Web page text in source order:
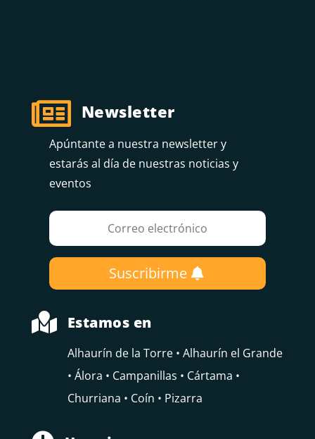
 Newsletter
Apúntante a nuestra newsletter y
estarás al día de nuestras noticias y
eventos
Suscribirme
 Estamos en
Alhaurín de la Torre • Alhaurín el Grande
• Álora • Campanillas • Cártama •
Churriana • Coín • Pizarra